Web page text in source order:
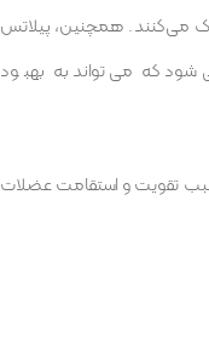
می‌کنند. همچنین، پیلاتس
که می‌تواند به بهبود
تقویت و استقامت عضلات